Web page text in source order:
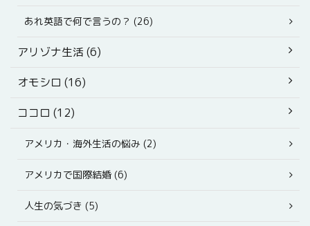
あれ英語で何で言うの？ (26)
アリゾナ生活 (6)
オモシロ (16)
ココロ (12)
アメリカ・海外生活の悩み (2)
アメリカで国際結婚 (6)
人生の気づき (5)